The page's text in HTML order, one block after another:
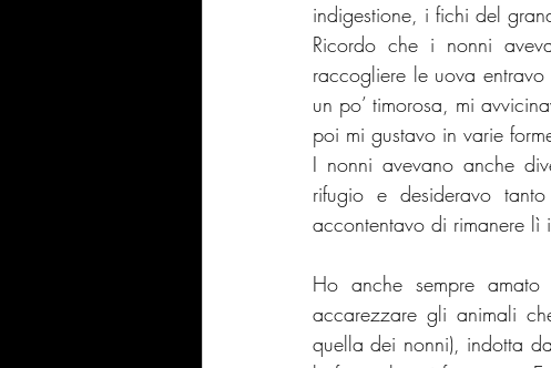
indigestione, i fichi del
Ricordo che i nonni
raccogliere le uova
un po’ timorosa, mi
poi mi gustavo in varie
I nonni avevano anche
rifugio e desideravo
accontentavo di rimanere lì
Ho anche sempre
accarezzare gli animali
quella dei nonni), indotta